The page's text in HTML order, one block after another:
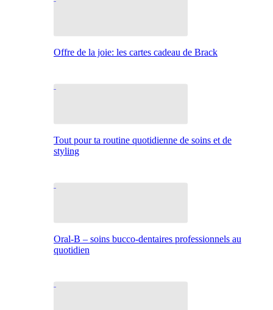
Offre de la joie: les cartes cadeau de Brack
Tout pour ta routine quotidienne de soins et de
styling
Oral-B – soins bucco-dentaires professionnels au
quotidien